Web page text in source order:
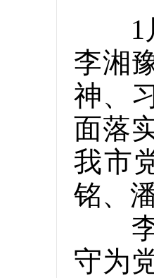
1月
李湘
神、
面落
我市
铭、
李
守为